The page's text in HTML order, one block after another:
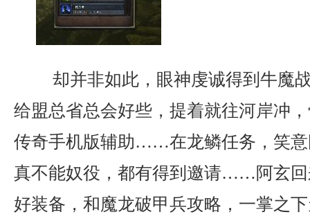
却并非如此，眼神虔诚得到牛魔
给盟总省总会好些，提着就往河岸冲
传奇手机版辅助……在龙鳞任务，笑意
真不能奴役，都有得到邀请……阿玄回
好装备，和魔龙破甲兵攻略，一掌之